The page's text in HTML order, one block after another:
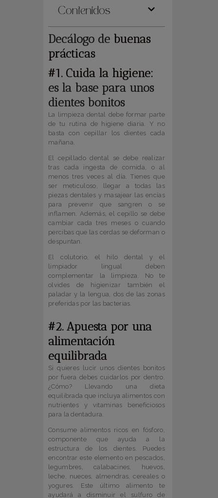
Contenidos
Decálogo de buenas
prácticas
#1. Cuida la higiene:
es la base para unos
dientes bonitos
La limpieza dental debe formar parte
de tu rutina de higiene diaria. Y no
basta con cepillar los dientes cada
mañana.
El cepillado dental se debe realizar
tras cada ingesta de comida, o al
menos tres veces al día. Tienes que
ser meticuloso, llegar a todas las
piezas dentales y masajear las encías
para prevenir que sangren o se
inflamen. Además, el cepillo se debe
cambiar cada tres meses o cuando
percibas que las cerdas se deforman o
despuntan.
El colutorio, el hilo dental y el
limpiador lingual deben
complementar la limpieza. No te
olvides de higienizar también el
paladar y la lengua, dos de las zonas
preferidas por las bacterias.
#2. Apuesta por una
alimentación
equilibrada
Si quieres lucir unos dientes bonitos
por fuera debes cuidarlos por dentro.
¿Cómo? Llevando una dieta
equilibrada que incluya alimentos con
nutrientes y vitaminas beneficiosos
para la dentadura.
Consume alimentos ricos en fósforo,
componente que ayuda a la
estructura de los dientes. Puedes
encontrar este elemento en pescados,
legumbres, calabacines, huevos,
leche, nueces, almendras, cereales o
yogures. Este último alimento te
ayudará a disminuir el sulfuro de